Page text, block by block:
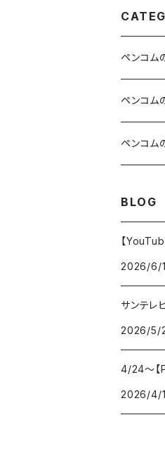
ペンコム
安心して
スキルが
戦争を知
ペンコム
ペンコム
BLOG
【
2026/6/
サンテレ
2026/5/
4/24〜【
2026/4/